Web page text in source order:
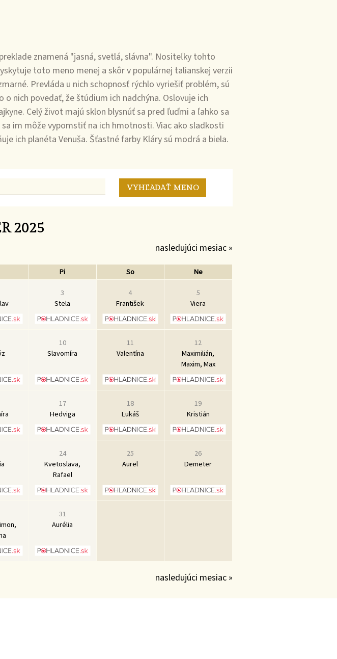
znamená "jasná, svetlá, slávna". Nositeľky tohto
toto meno menej a skôr v populárnej talianskej verzii
Prevláda u nich schopnosť rýchlo vyriešiť problém, sú
nich povedať, že štúdium ich nadchýna. Oslovuje ich
Celý život majú sklon blysnúť sa pred ľuďmi a ľahko sa
im môže vypomstiť na ich hmotnosti. Viac ako sladkosti
ich planéta Venuša. Šťastné farby Kláry sú modrá a biela.
2025
nasledujúci mesiac »
Pi So
Ne
3
Stela
4
František
5
Viera
10
Slavomíra
11
Valentína
12
Maximilián,
Maxim, Max
17
Hedviga
18
Lukáš
19
Kristián
24
Kvetoslava,
Rafael
25
Aurel
26
Demeter
31
Aurélia
nasledujúci mesiac »